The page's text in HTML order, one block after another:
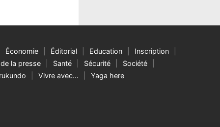
Économie Éditorial Education
Inscription
la presse Santé Sécurité
Société
Vivre avec… Yaga here